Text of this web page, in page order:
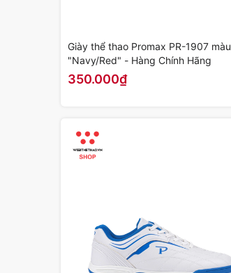
Giày thể thao Promax PR-1907 màu
"Navy/Red" - Hàng Chính Hãng
350.000₫